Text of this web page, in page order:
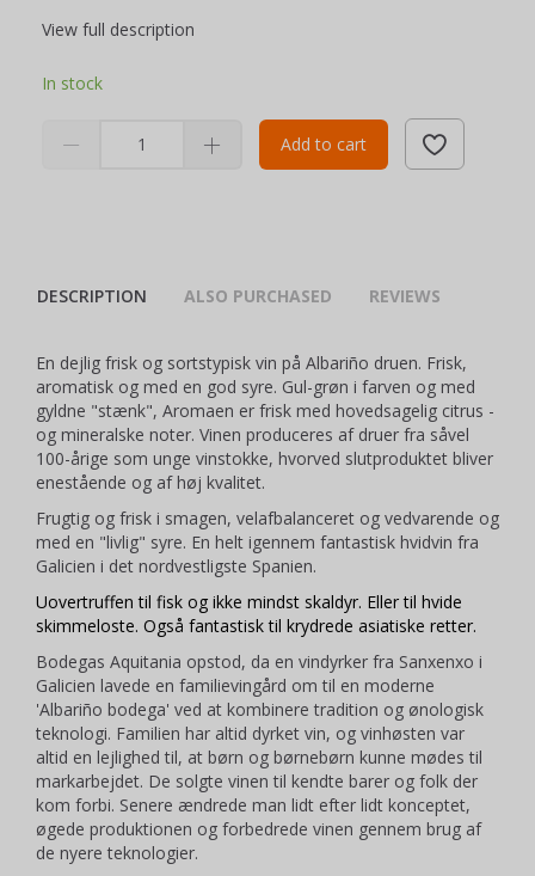
View full description
In stock
Add to cart
DESCRIPTION ALSO PURCHASED REVIEWS
En dejlig frisk og sortstypisk vin på Albariño druen. Frisk,
aromatisk og med en god syre. Gul-grøn i farven og med
gyldne "stænk", Aromaen er frisk med hovedsagelig citrus -
og mineralske noter. Vinen produceres af druer fra såvel
100-årige som unge vinstokke, hvorved slutproduktet bliver
enestående og af høj kvalitet.
Frugtig og frisk i smagen, velafbalanceret og vedvarende og
med en "livlig" syre. En helt igennem fantastisk hvidvin fra
Galicien i det nordvestligste Spanien.
Uovertruffen til fisk og ikke mindst skaldyr. Eller til hvide
skimmeloste. Også fantastisk til krydrede asiatiske retter.
Bodegas Aquitania opstod, da en vindyrker fra Sanxenxo i
Galicien lavede en familievingård om til en moderne
'Albariño bodega' ved at kombinere tradition og ønologisk
teknologi. Familien har altid dyrket vin, og vinhøsten var
altid en lejlighed til, at børn og børnebørn kunne mødes til
markarbejdet. De solgte vinen til kendte barer og folk der
kom forbi. Senere ændrede man lidt efter lidt konceptet,
øgede produktionen og forbedrede vinen gennem brug af
de nyere teknologier.